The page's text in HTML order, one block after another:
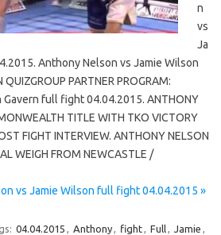
n
vs
Ja
Anthony Nelson vs Jamie Wilson
PARTNER PROGRAM:
full fight 04.04.2015. ANTHONY
TITLE WITH TKO VICTORY
FIGHT INTERVIEW. ANTHONY NELSON
WEIGH FROM NEWCASTLE /
vs Jamie Wilson full fight 04.04.2015 »
04.04.2015 , Anthony, fight, Full, Jamie ,